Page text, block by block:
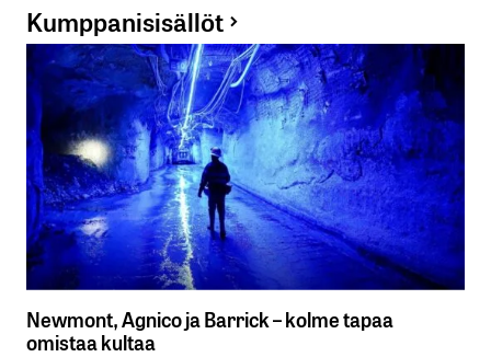
Kumppanisisällöt
Newmont, Agnico ja Barrick – kolme tapaa
omistaa kultaa